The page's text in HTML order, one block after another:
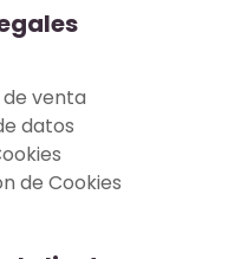
venta
datos
de Cookies